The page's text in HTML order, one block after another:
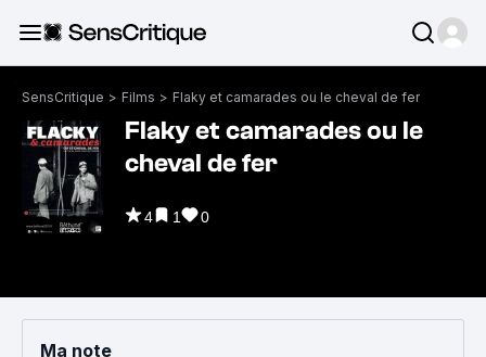
SensCritique > Films > Flaky et camarades ou le cheval de fer
Flaky et camarades ou le
cheval de fer
4 1 0
Ma note